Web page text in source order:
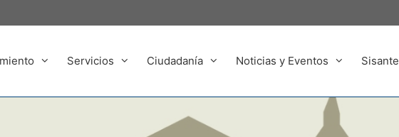
Servicios Ciudadanía Noticias y Eventos Sisante